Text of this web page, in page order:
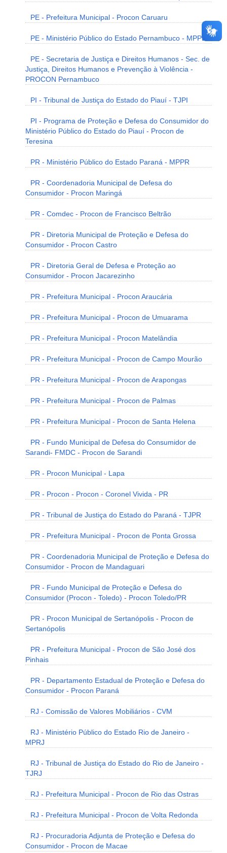
PE - Prefeitura Municipal - Procon Caruaru
PE - Ministério Público do Estado Pernambuco - MPPE
PE - Secretaria de Justiça e Direitos Humanos - Sec. de
Justiça, Direitos Humanos e Prevenção à Violência -
PROCON Pernambuco
PI - Tribunal de Justiça do Estado do Piauí - TJPI
PI - Programa de Proteção e Defesa do Consumidor do
Ministério Público do Estado do Piauí - Procon de
Teresina
PR - Ministério Público do Estado Paraná - MPPR
PR - Coordenadoria Municipal de Defesa do
Consumidor - Procon Maringá
PR - Comdec - Procon de Francisco Beltrão
PR - Diretoria Municipal de Proteção e Defesa do
Consumidor - Procon Castro
PR - Diretoria Geral de Defesa e Proteção ao
Consumidor - Procon Jacarezinho
PR - Prefeitura Municipal - Procon Araucária
PR - Prefeitura Municipal - Procon de Umuarama
PR - Prefeitura Municipal - Procon Matelândia
PR - Prefeitura Municipal - Procon de Campo Mourão
PR - Prefeitura Municipal - Procon de Arapongas
PR - Prefeitura Municipal - Procon de Palmas
PR - Prefeitura Municipal - Procon de Santa Helena
PR - Fundo Municipal de Defesa do Consumidor de
Sarandi- FMDC - Procon de Sarandi
PR - Procon Municipal - Lapa
PR - Procon - Procon - Coronel Vivida - PR
PR - Tribunal de Justiça do Estado do Paraná - TJPR
PR - Prefeitura Municipal - Procon de Ponta Grossa
PR - Coordenadoria Municipal de Proteção e Defesa do
Consumidor - Procon de Mandaguari
PR - Fundo Municipal de Proteção e Defesa do
Consumidor (Procon - Toledo) - Procon Toledo/PR
PR - Procon Municipal de Sertanópolis - Procon de
Sertanópolis
PR - Prefeitura Municipal - Procon de São José dos
Pinhais
PR - Departamento Estadual de Proteção e Defesa do
Consumidor - Procon Paraná
RJ - Comissão de Valores Mobiliários - CVM
RJ - Ministério Público do Estado Rio de Janeiro -
MPRJ
RJ - Tribunal de Justiça do Estado do Rio de Janeiro -
TJRJ
RJ - Prefeitura Municipal - Procon de Rio das Ostras
RJ - Prefeitura Municipal - Procon de Volta Redonda
RJ - Procuradoria Adjunta de Proteção e Defesa do
Consumidor - Procon de Macae